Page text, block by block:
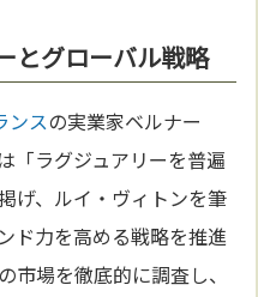
とグローバル戦略
ンスの実業家ベルナー
「ラグジュアリーを普遍
げ、ルイ・ヴィトンを筆
ド力を高める戦略を推進
市場を徹底的に調査し、